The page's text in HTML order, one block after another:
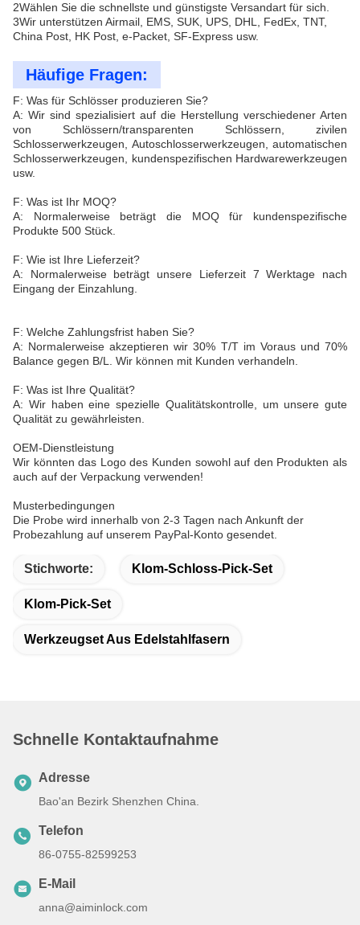
2Wählen Sie die schnellste und günstigste Versandart für sich.
3Wir unterstützen Airmail, EMS, SUK, UPS, DHL, FedEx, TNT,
China Post, HK Post, e-Packet, SF-Express usw.
Häufige Fragen:
F: Was für Schlösser produzieren Sie?
A: Wir sind spezialisiert auf die Herstellung verschiedener Arten
von Schlössern/transparenten Schlössern, zivilen
Schlosserwerkzeugen, Autoschlosserwerkzeugen, automatischen
Schlosserwerkzeugen, kundenspezifischen Hardwarewerkzeugen
usw.
F: Was ist Ihr MOQ?
A: Normalerweise beträgt die MOQ für kundenspezifische
Produkte 500 Stück.
F: Wie ist Ihre Lieferzeit?
A: Normalerweise beträgt unsere Lieferzeit 7 Werktage nach
Eingang der Einzahlung.
F: Welche Zahlungsfrist haben Sie?
A: Normalerweise akzeptieren wir 30% T/T im Voraus und 70%
Balance gegen B/L. Wir können mit Kunden verhandeln.
F: Was ist Ihre Qualität?
A: Wir haben eine spezielle Qualitätskontrolle, um unsere gute
Qualität zu gewährleisten.
OEM-Dienstleistung
Wir könnten das Logo des Kunden sowohl auf den Produkten als
auch auf der Verpackung verwenden!
Musterbedingungen
Die Probe wird innerhalb von 2-3 Tagen nach Ankunft der
Probezahlung auf unserem PayPal-Konto gesendet.
Stichworte: Klom-Schloss-Pick-Set
Klom-Pick-Set
Werkzeugset Aus Edelstahlfasern
Schnelle Kontaktaufnahme
Adresse
Bao'an Bezirk Shenzhen China.
Telefon
86-0755-82599253
E-Mail
anna@aiminlock.com